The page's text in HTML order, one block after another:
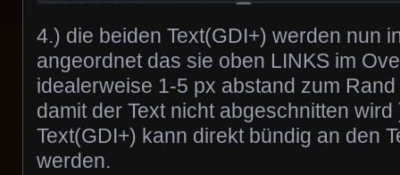
4.) die beiden Text(GDI+) werden nun
angeordnet das sie oben LINKS im
idealerweise 1-5 px abstand zum
damit der Text nicht abgeschnitten wird
Text(GDI+) kann direkt bündig an den
werden.